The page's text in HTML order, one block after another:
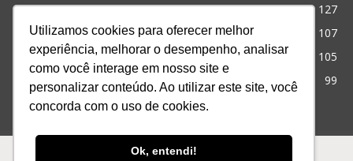
Utilizamos cookies para oferecer melhor
experiência, melhorar o desempenho, analisar
como você interage em nosso site e
personalizar conteúdo. Ao utilizar este site, você
concorda com o uso de cookies.
Ok, entendi!
Cristianismo
127
Simpatias
107
Significado dos sonhos
105
99
Ofertas Produtos